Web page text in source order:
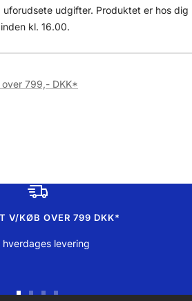
udgifter. Produktet er hos dig
kl. 16.00.
799,- DKK*
V/KØB OVER 799 DKK*
hverdages levering